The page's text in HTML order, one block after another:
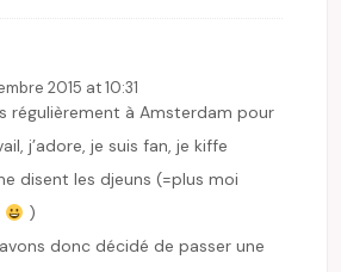
2015 at 10:31
régulièrement à Amsterdam pour
j’adore, je suis fan, je kiffe
disent les djeuns (=plus moi
)
donc décidé de passer une